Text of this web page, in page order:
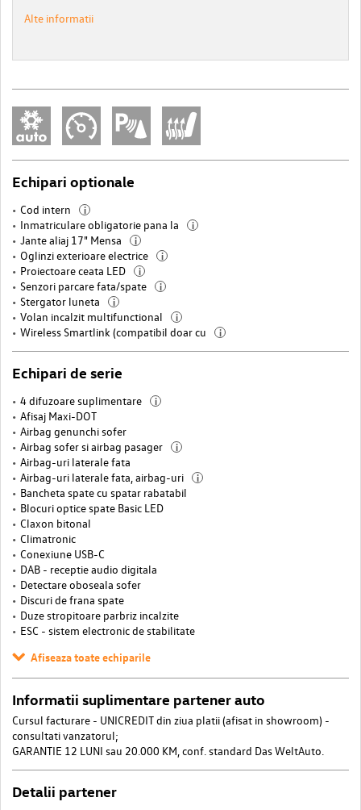
Alte informatii
Echipari optionale
Cod intern i
Inmatriculare obligatorie pana la i
Jante aliaj 17" Mensa i
Oglinzi exterioare electrice i
Proiectoare ceata LED i
Senzori parcare fata/spate i
Stergator luneta i
Volan incalzit multifunctional i
Wireless Smartlink (compatibil doar cu i
Echipari de serie
4 difuzoare suplimentare i
Afisaj Maxi-DOT
Airbag genunchi sofer
Airbag sofer si airbag pasager
i
Airbag-uri laterale fata
Airbag-uri laterale fata, airbag-uri
i
Bancheta spate cu spatar rabatabil
Blocuri optice spate Basic LED
Claxon bitonal
Climatronic
Conexiune USB-C
DAB - receptie audio digitala
Detectare oboseala sofer
Discuri de frana spate
Duze stropitoare parbriz incalzite
ESC - sistem electronic de stabilitate
Afiseaza toate echiparile
Informatii suplimentare partener auto
Cursul facturare - UNICREDIT din ziua platii (afisat in showroom) -
consultati vanzatorul;
GARANTIE 12 LUNI sau 20.000 KM, conf. standard Das WeltAuto.
Detalii partener